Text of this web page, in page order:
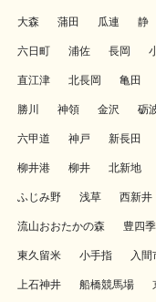
大森 蒲田 瓜連 静
六日町 浦佐 長岡
直江津 北長岡 亀田
勝川 神領 金沢 砺
六甲道 神戸 新長田
柳井港 柳井 北新地
ふじみ野 浅草 西新井
流山おおたかの森 豊四季
東久留米 小手指 入間
上石神井 船橋競馬場